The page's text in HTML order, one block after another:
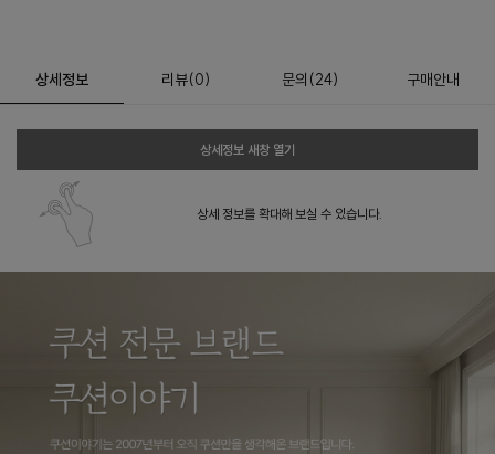
상세정보 리뷰(0) 문의 (24) 구매안내
상세정보 새창 열기
상세 정보를 확대해 보실 수 있습니다.